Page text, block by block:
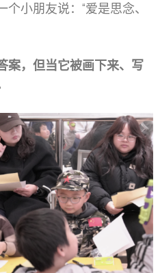
小朋友说：“爱是思念、
案，但当它被画下来、写